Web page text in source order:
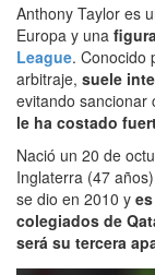
Anthony Taylor es
Europa y una
League. Conocido
arbitraje, suele
evitando sancionar
le ha costado
Nació un 20 de
Inglaterra (47
se dio en 2010 y
colegiados de
será su tercera